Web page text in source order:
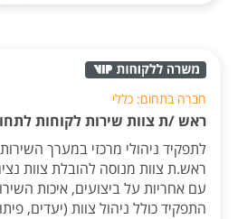
חברה בתחום: כללי
ראש /ת צוות שירות לקוחות
לתפקיד ניהולי מרכזי במערך
ראש.ת צוות מנוסה להובלת צוות
עם אחריות על ביצועים, איכות
התפקיד כולל ניהול צוות (יעדים,